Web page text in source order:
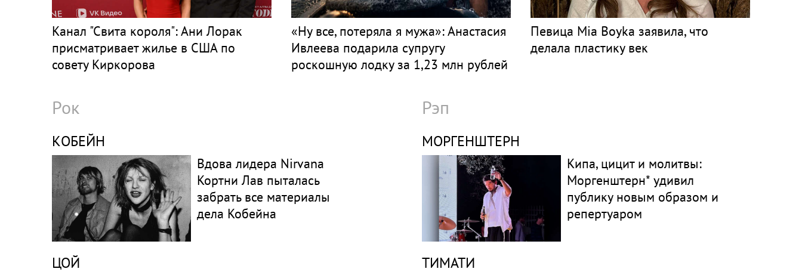
Канал "Свита короля": Ани Лорак
присматривает жилье в США по
совету Киркорова
«Ну все, потеряла я мужа»: Анастасия
Ивлеева подарила супругу
роскошную лодку за 1,23 млн рублей
Певица Mia Boyka заявила, что
делала пластику век
Рок
КОБЕЙН
Вдова лидера Nirvana
Кортни Лав пыталась
забрать все материалы
дела Кобейна
ЦОЙ
Рэп
МОРГЕНШТЕРН
Кипа, цицит и молитвы:
Моргенштерн* удивил
публику новым образом и
репертуаром
ТИМАТИ